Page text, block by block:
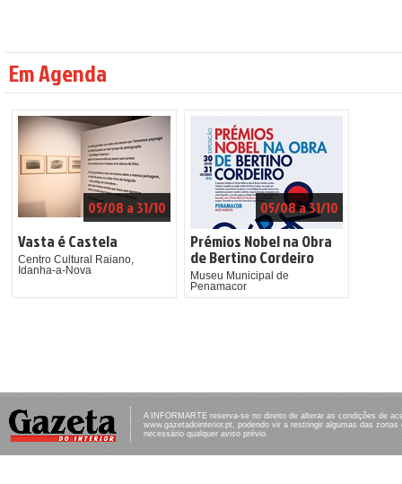
Em Agenda
05/08 a 31/10
Vasta é Castela
Centro Cultural Raiano,
Idanha-a-Nova
05/08 a 31/10
Prémios Nobel na Obra
de Bertino Cordeiro
Museu Municipal de
Penamacor
A INFORMARTE reserva-se no direito de alterar as condições de
www.gazetadointerior.pt, podendo vir a restringir algumas das
necessário qualquer aviso prévio.